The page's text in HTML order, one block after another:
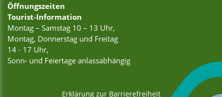
Öffnungszeiten
Tourist-Information
Montag – Samstag 10 – 13 Uhr,
Montag, Donnerstag und Freitag
14 - 17 Uhr,
Sonn- und Feiertage anlassabhängig
Erklärung zur Barrierefreiheit